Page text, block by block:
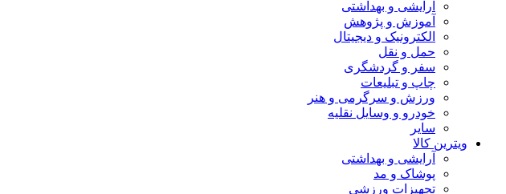
آرایشی و بهداشتی
آموزش و پژوهش
الکترونیک و دیجیتال
حمل و نقل
سفر و گردشگری
چاپ و تبلیعات
ورزش و سرگرمی و هنر
خودرو و وسایل نقلیه
سایر
ویترین کالا
آرایشی و بهداشتی
پوشاک و مد
تجهیزات ورزشی